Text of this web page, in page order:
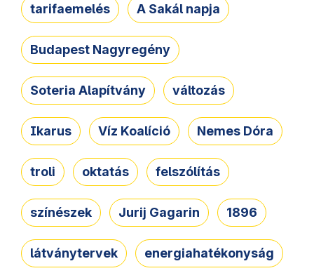
tarifaemelés A Sakál napja
Budapest Nagyregény
Soteria Alapítvány változás
Ikarus Víz Koalíció Nemes Dóra
troli oktatás felszólítás
színészek Jurij Gagarin 1896
látványtervek energiahatékonyság